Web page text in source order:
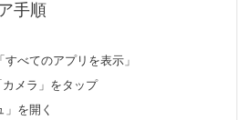
手順
べてのアプリを表示」
カメラ」をタップ
」を開く